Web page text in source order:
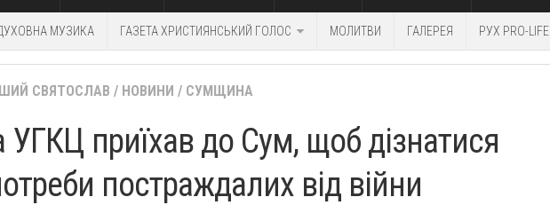
МУЗИКА ГАЗЕТА ХРИСТИЯНСЬКИЙ ГОЛОС МОЛИТВИ ГАЛЕРЕЯ РУХ PRO-LIFE
СВЯТОСЛАВ / НОВИНИ / СУМЩИНА
УГКЦ приїхав до Сум, щоб дізнатися
постраждалих від війни